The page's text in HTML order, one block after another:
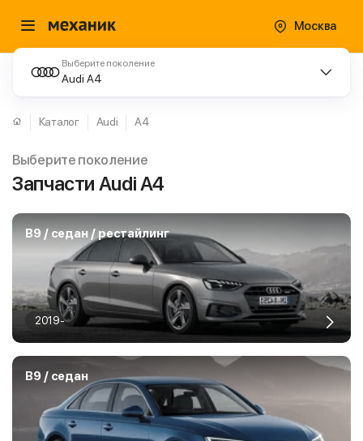
Москва
Выберите поколение
Audi A4
Каталог Audi A4
Выберите поколение
Запчасти Audi A4
B9 / седан / рестайлинг
2019-
B9 / седан